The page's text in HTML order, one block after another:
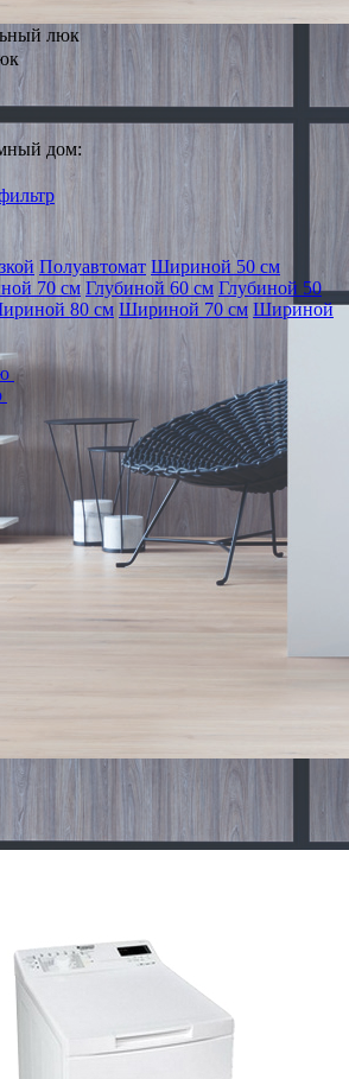
люк
дом:
Полуавтомат Шириной 50 см
70 см Глубиной 60 см Глубиной 50
80 см Шириной 70 см Шириной